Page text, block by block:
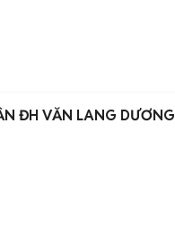
ĐH VĂN LANG DƯƠNG